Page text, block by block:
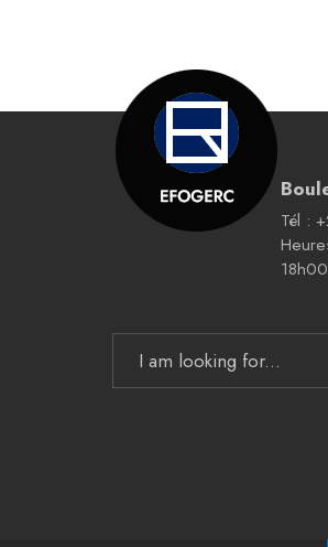
Tél :
18h00
Search